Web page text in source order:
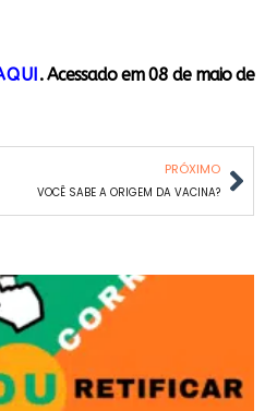
. Acessado em 08 de maio de
PRÓXIMO
VOCÊ SABE A ORIGEM DA VACINA?